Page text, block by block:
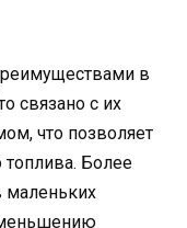
в
связано с их
что позволяет
топлива. Более
маленьких